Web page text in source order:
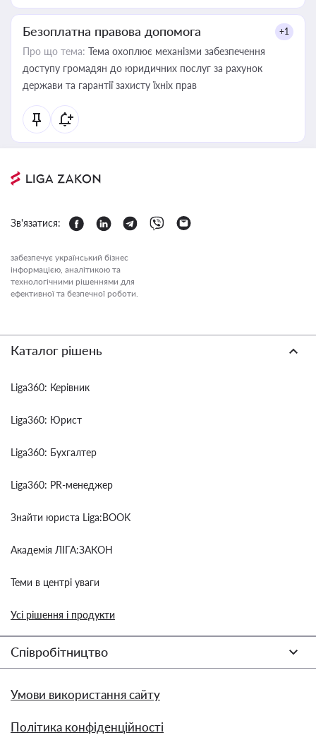
Безоплатна правова допомога +1
Про що тема: Тема охоплює механізми забезпечення
доступу громадян до юридичних послуг за рахунок
держави та гарантії захисту їхніх прав
Зв'язатися:
забезпечує український бізнес
інформацією, аналітикою та
технологічними рішеннями для
ефективної та безпечної роботи.
Каталог рішень
Liga360: Керівник
Liga360: Юрист
Liga360: Бухгалтер
Liga360: PR-менеджер
Знайти юриста Liga:BOOK
Академія ЛІГА:ЗАКОН
Теми в центрі уваги
Усі рішення і продукти
Співробітництво
Умови використання сайту
Політика конфіденційності